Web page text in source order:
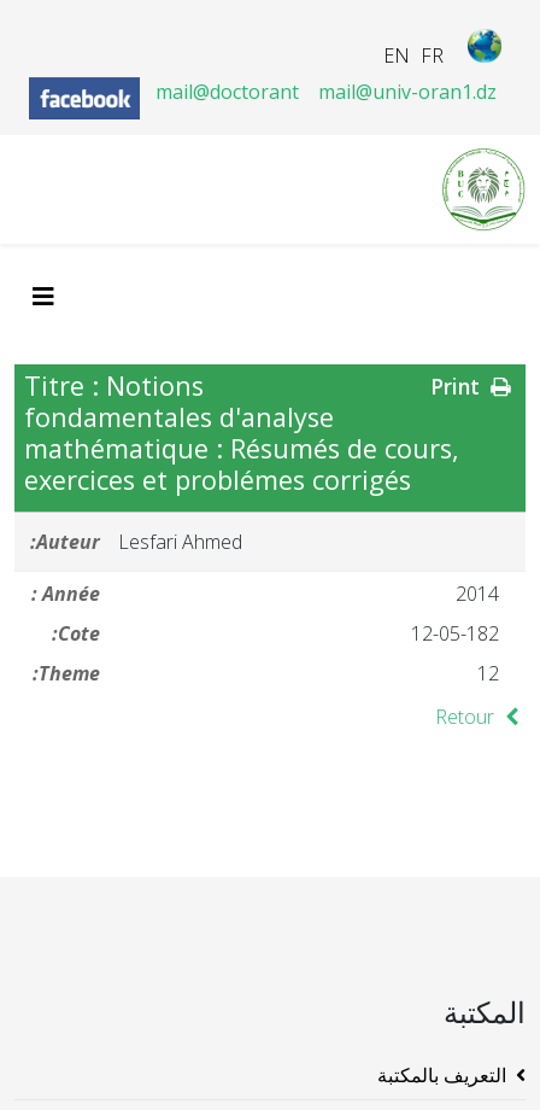
FR
EN
mail@doctorant
mail@univ-oran1.dz
Titre : Notions
fondamentales d'analyse
mathématique : Résumés de cours,
exercices et problémes corrigés
Auteur:
Lesfari Ahmed
Année :
2014
Cote:
12-05-182
Theme:
12
Retour
المكتبة
التعريف بالمكتبة